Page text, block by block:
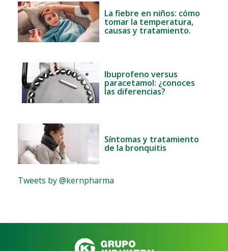
La fiebre en niños: cómo
tomar la temperatura,
causas y tratamiento.
Ibuprofeno versus
paracetamol: ¿conoces
las diferencias?
Síntomas y tratamiento
de la bronquitis
Tweets by @kernpharma